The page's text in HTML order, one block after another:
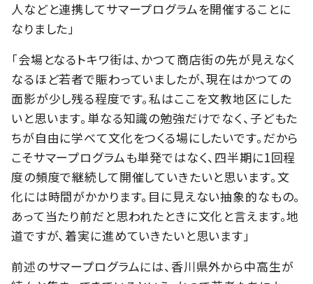
人などと連携してサマープログラムを開催することに
なりました」
「会場となるトキワ街は、かつて商店街の先が見えなく
なるほど若者で賑わっていましたが、現在はかつての
面影が少し残る程度です。私はここを文教地区にした
いと思います。単なる知識の勉強だけでなく、子どもた
ちが自由に学べて文化をつくる場にしたいです。だから
こそサマープログラムも単発ではなく、四半期に1回程
度の頻度で継続して開催していきたいと思います。文
化には時間がかかります。目に見えない抽象的なもの。
あって当たり前だと思われたときに文化と言えます。地
道ですが、着実に進めていきたいと思います」
前述のサマープログラムには、香川県外から中高生が